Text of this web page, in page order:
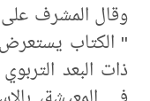
وقال المشرف على
" الكتاب يستعرض
ذات البعد